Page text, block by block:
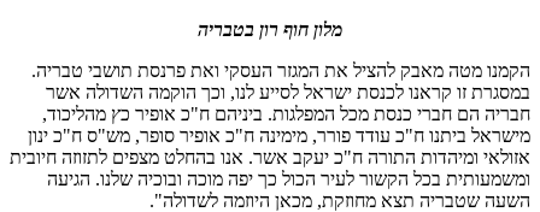
מלון חוף רון בטבריה
הקמנו מטה מאבק להציל את המגזר העסקי ואת פרנסת תושבי טבריה.
במסגרת זו קראנו לכנסת ישראל לסייע לנו, וכך הוקמה השדולה אשר
חבריה הם חברי כנסת מכל המפלגות. ביניהם ח"כ אופיר כץ מהליכוד,
מישראל ביתנו ח"כ עודד פורר, מימינה ח"כ אופיר סופר, מש"ס ח"כ ינון
אזולאי ומיהדות התורה ח"כ יעקב אשר. אנו בהחלט מצפים לתזוזה חיובית
ומשמעותית בכל הקשור לעיר הכול כך יפה מוכה ובוכיה שלנו. הגיעה
השעה שטבריה תצא מחוזקת, מכאן היוזמה לשדולה".